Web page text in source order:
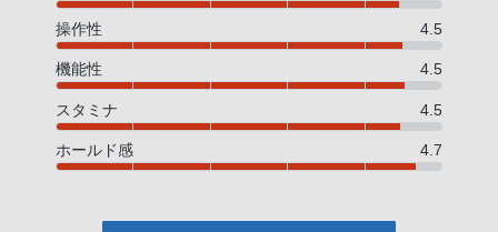
操作性 4.5
機能性 4.5
スタミナ 4.5
ホールド感 4.7